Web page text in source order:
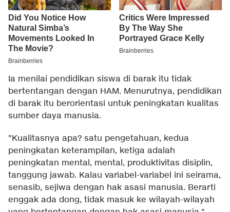
Ia menilai pendidikan siswa di barak itu tidak
bertentangan dengan HAM. Menurutnya, pendidikan
di barak itu berorientasi untuk peningkatan kualitas
sumber daya manusia.
"Kualitasnya apa? satu pengetahuan, kedua
peningkatan keterampilan, ketiga adalah
peningkatan mental, mental, produktivitas disiplin,
tanggung jawab. Kalau variabel-variabel ini seirama,
senasib, sejiwa dengan hak asasi manusia. Berarti
enggak ada dong, tidak masuk ke wilayah-wilayah